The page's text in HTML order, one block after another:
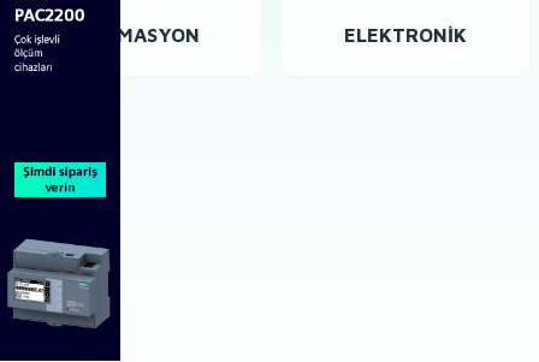
OTOMASYON ELEKTRONIK